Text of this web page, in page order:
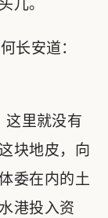
儿。
长安道：
里就没有
块地皮，向
委在内的土
港投入资